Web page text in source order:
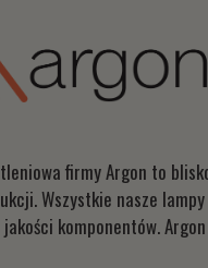
firmy Argon to
Wszystkie nasze
jakości komponentów.